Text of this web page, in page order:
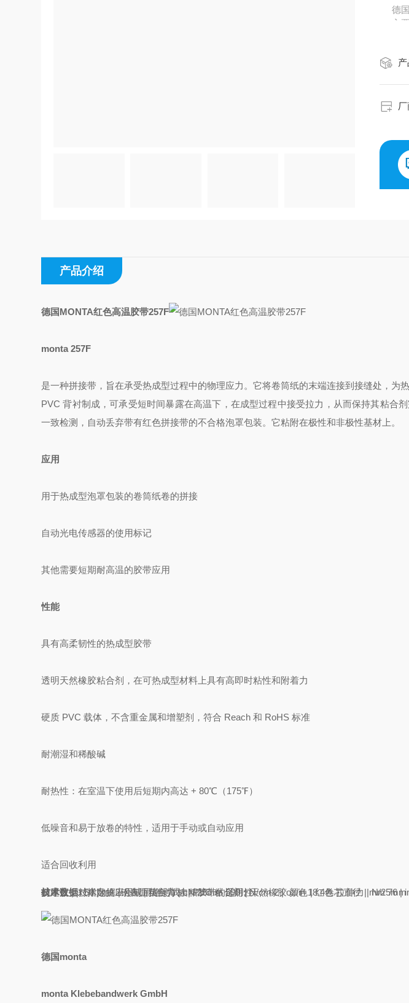
德
主
产
产品介绍
德国MONTA红色高温胶带257F
monta 257F
是一种拼接带，旨在承受热成型过程中的物理应力。它将卷筒纸的末端连接到接缝处，为
PVC 背衬制成，可承受短时间暴露在高温下，在成型过程中接受拉力，从而保持其粘合
一致检测，自动丢弃带有红色拼接带的不合格泡罩包装。它粘附在极性和非极性基材上。
应用
用于热成型泡罩包装的卷筒纸卷的拼接
自动光电传感器的使用标记
其他需要短期耐高温的胶带应用
性能
具有高柔韧性的热成型胶带
透明天然橡胶粘合剂，在可热成型材料上具有高即时粘性和附着力
硬质 PVC 载体，不含重金属和增塑剂，符合 Reach 和 RoHS 标准
耐潮湿和稀酸碱
耐热性：在室温下使用后短期内高达 + 80℃（175℉）
低噪音和易于放卷的特性，适用于手动或自动应用
适合回收利用
‍技术数据技术数据 | 公制 | 英制背材 | PVC粘合剂 | 天然橡胶颜色 | 红色拉伸力 | N/25mm
背材厚度 | μ 50 | mil 2钢表面粘合力 | cN/25mm 500；N/cm 2 | oz/in 18.4卷芯直径 | mm 76 |
给出的值为典型值，不构成规格说明。我们建议针对指定的应用或用途测试自粘胶带的适用性。
德国monta
monta Klebebandwerk GmbH